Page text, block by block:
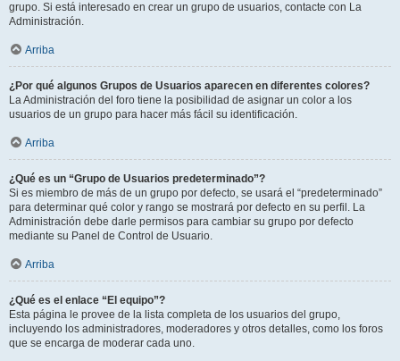
grupo. Si está interesado en crear un grupo de usuarios, contacte con La
Administración.
Arriba
¿Por qué algunos Grupos de Usuarios aparecen en diferentes colores?
La Administración del foro tiene la posibilidad de asignar un color a los
usuarios de un grupo para hacer más fácil su identificación.
Arriba
¿Qué es un “Grupo de Usuarios predeterminado”?
Si es miembro de más de un grupo por defecto, se usará el “predeterminado”
para determinar qué color y rango se mostrará por defecto en su perfil. La
Administración debe darle permisos para cambiar su grupo por defecto
mediante su Panel de Control de Usuario.
Arriba
¿Qué es el enlace “El equipo”?
Esta página le provee de la lista completa de los usuarios del grupo,
incluyendo los administradores, moderadores y otros detalles, como los foros
que se encarga de moderar cada uno.